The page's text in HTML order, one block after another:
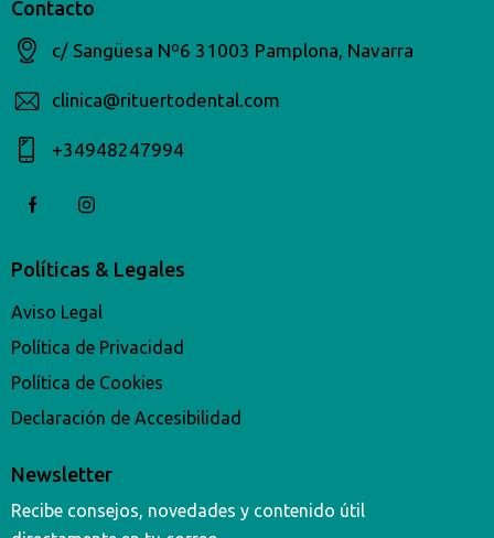
Contacto
c/ Sangüesa Nº6 31003 Pamplona, Navarra
clinica@rituertodental.com
+34948247994​
Políticas & Legales
Aviso Legal
Política de Privacidad
Política de Cookies
Declaración de Accesibilidad
Newsletter
Recibe consejos, novedades y contenido útil